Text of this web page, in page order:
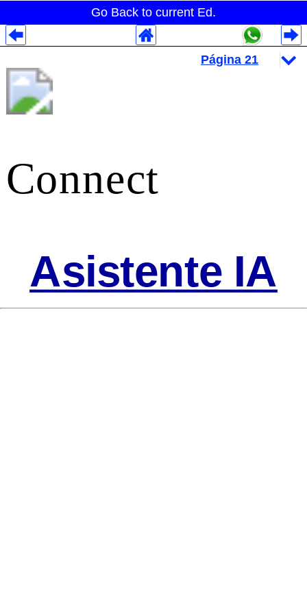
Go Back to current Ed.
Connect
Asistente IA
Despliegues Analytics
Despliegues Totales
Despliegues por Rubros